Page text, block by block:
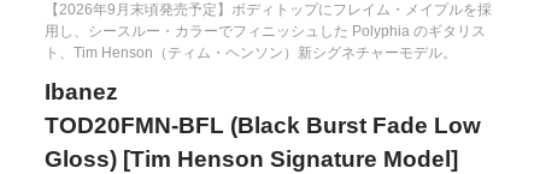
【2026年9月末頃発売予定】ボディトップにフレイム・メイプルを採
用し、シースルー・カラーでフィニッシュした Polyphia のギタリス
ト、Tim Henson（ティム・ヘンソン）新シグネチャーモデル。
Ibanez
TOD20FMN-BFL (Black Burst Fade Low
Gloss) [Tim Henson Signature Model]